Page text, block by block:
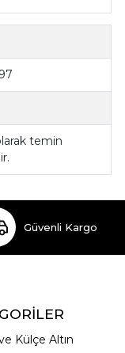
temin
Güvenli Kargo
Külçe Altın